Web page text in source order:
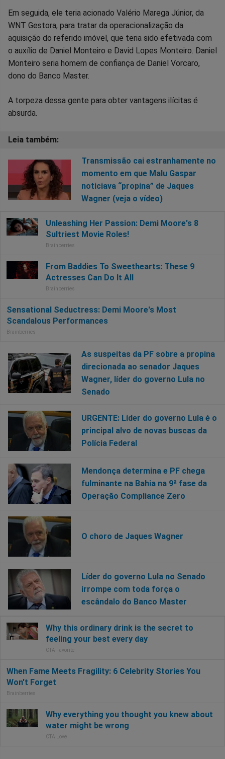
Em seguida, ele teria acionado Valério Marega Júnior, da
WNT Gestora, para tratar da operacionalização da
aquisição do referido imóvel, que teria sido efetivada com
o auxílio de Daniel Monteiro e David Lopes Monteiro. Daniel
Monteiro seria homem de confiança de Daniel Vorcaro,
dono do Banco Master.
A torpeza dessa gente para obter vantagens ilícitas é
absurda.
Transmissão cai estranhamente no
momento em que Malu Gaspar
noticiava “propina” de Jaques
Wagner (veja o vídeo)
As suspeitas da PF sobre a propina
direcionada ao senador Jaques
Wagner, líder do governo Lula no
Senado
URGENTE: Líder do governo Lula é o
principal alvo de novas buscas da
Polícia Federal
Mendonça determina e PF chega
fulminante na Bahia na 9ª fase da
Operação Compliance Zero
O choro de Jaques Wagner
Líder do governo Lula no Senado
irrompe com toda força o
escândalo do Banco Master